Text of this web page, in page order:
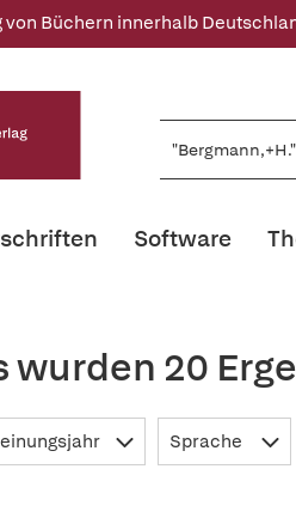
von Büchern innerhalb
Software
wurden 20
Sprache